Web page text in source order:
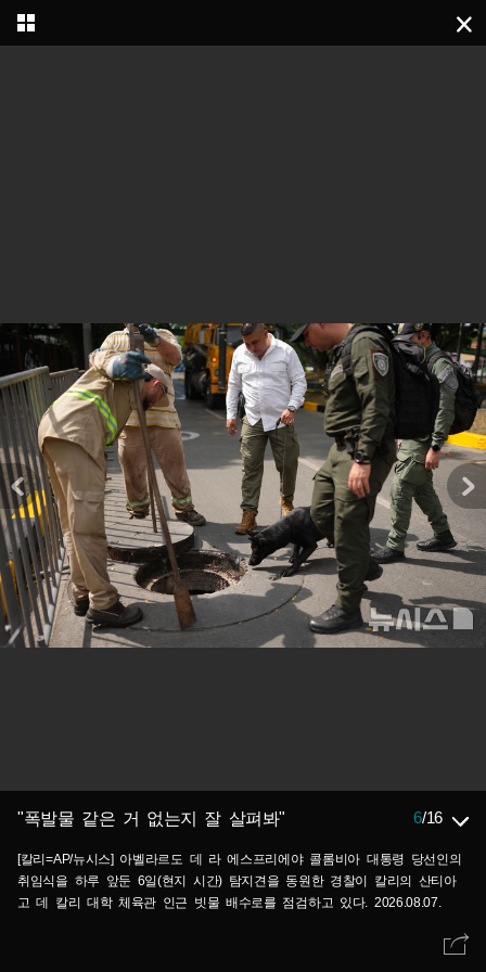
"폭발물 같은 거 없는지 잘 살펴봐" 6/16
[칼리=AP/뉴시스] 아벨라르도 데 라 에스프리에야 콜롬비아 대통령 당선인의
취임식을 하루 앞둔 6일(현지 시간) 탐지견을 동원한 경찰이 칼리의 산티아
고 데 칼리 대학 체육관 인근 빗물 배수로를 점검하고 있다. 2026.08.07.